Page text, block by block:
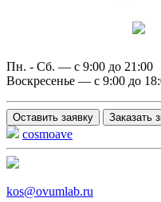
Пн. - Сб. — с 9:00 до 21:00
Воскресенье — с 9:00 до
Оставить заявку Заказать
cosmoave
kos@ovumlab.ru